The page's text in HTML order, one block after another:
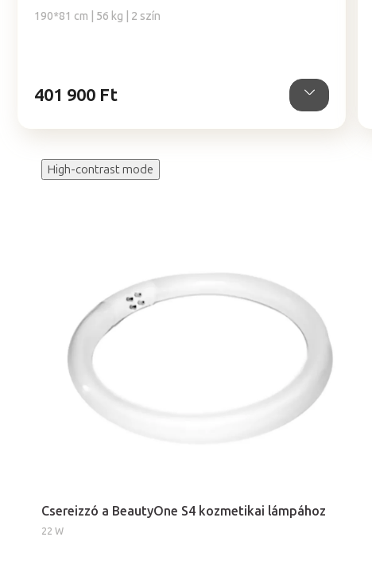
190*81 cm | 56 kg | 2 szín
401 900 Ft
High-contrast mode
Csereizzó a BeautyOne S4 kozmetikai lámpához
22 W